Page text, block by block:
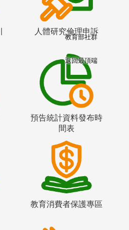
人體研究倫理申訴
預告統計資料發布時
間表
教育消費者保護專區
教育部社群
返回最頂端